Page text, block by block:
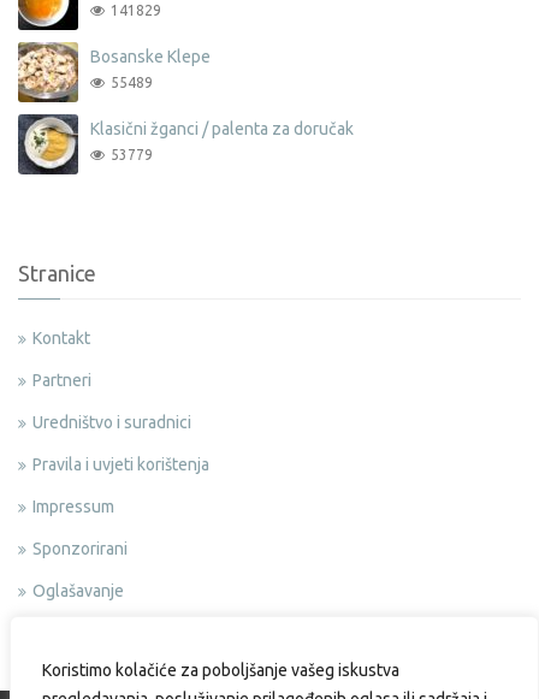
Koristimo kolačiće za poboljšanje vašeg iskustva
141829
Bosanske Klepe
55489
Klasični žganci / palenta za doručak
53779
Stranice
Kontakt
Partneri
Uredništvo i suradnici
Pravila i uvjeti korištenja
Impressum
Sponzorirani
Oglašavanje